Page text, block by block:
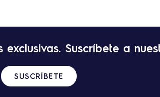
Suscríbete a
SUSCRÍBETE